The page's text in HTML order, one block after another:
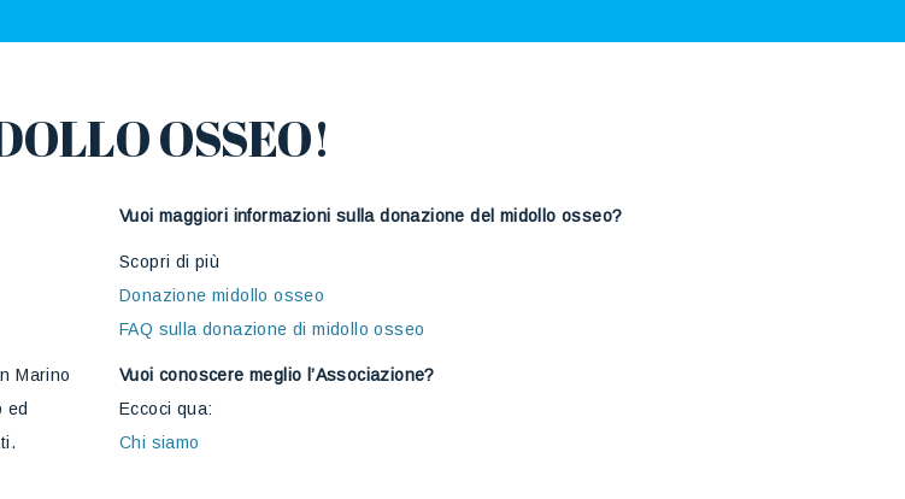
OSSEO!
Marino
ed
Vuoi maggiori informazioni sulla donazione del midollo osseo?
Scopri di più
Donazione midollo osseo
FAQ sulla donazione di midollo osseo
Vuoi conoscere meglio l’Associazione?
Eccoci qua:
Chi siamo